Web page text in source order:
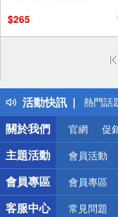
$265
活動快訊
偏遠地
得獎公
熱門話
銀行優
偏遠地
詐騙網
關於我們
官網 促
主題活動 會員活動
會員專區 會員專區
客服中心 常見問題